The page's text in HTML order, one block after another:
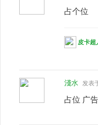
占个位
皮卡超
淺水 发表
占位 广